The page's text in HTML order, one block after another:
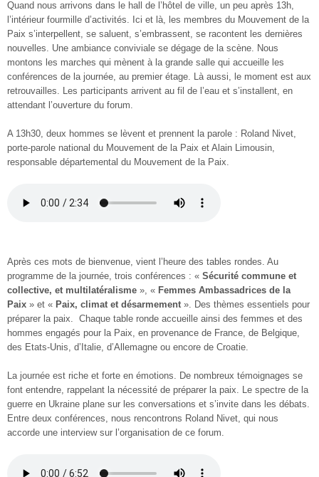
Quand nous arrivons dans le hall de l’hôtel de ville, un peu après 13h,
l’intérieur fourmille d’activités. Ici et là, les membres du Mouvement de la
Paix s’interpellent, se saluent, s’embrassent, se racontent les dernières
nouvelles. Une ambiance conviviale se dégage de la scène. Nous
montons les marches qui mènent à la grande salle qui accueille les
conférences de la journée, au premier étage. Là aussi, le moment est aux
retrouvailles. Les participants arrivent au fil de l’eau et s’installent, en
attendant l’ouverture du forum.
A 13h30, deux hommes se lèvent et prennent la parole : Roland Nivet,
porte-parole national du Mouvement de la Paix et Alain Limousin,
responsable départemental du Mouvement de la Paix.
Après ces mots de bienvenue, vient l’heure des tables rondes. Au
programme de la journée, trois conférences : « Sécurité commune et
collective, et multilatéralisme », « Femmes Ambassadrices de la
Paix » et « Paix, climat et désarmement ». Des thèmes essentiels pour
préparer la paix. Chaque table ronde accueille ainsi des femmes et des
hommes engagés pour la Paix, en provenance de France, de Belgique,
des Etats-Unis, d’Italie, d’Allemagne ou encore de Croatie.
La journée est riche et forte en émotions. De nombreux témoignages se
font entendre, rappelant la nécessité de préparer la paix. Le spectre de la
guerre en Ukraine plane sur les conversations et s’invite dans les débats.
Entre deux conférences, nous rencontrons Roland Nivet, qui nous
accorde une interview sur l’organisation de ce forum.